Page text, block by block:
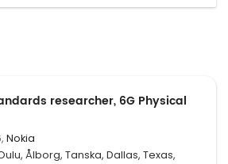
researcher, 6G Physical
Nokia
Ålborg, Tanska, Dallas, Texas,